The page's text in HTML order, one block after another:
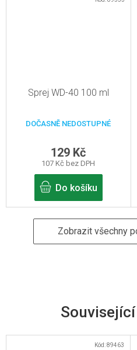
Kód:89463
Sprej WD-40 100 ml
DOČASNĚ NEDOSTUPNÉ
107 Kč bez DPH
129 Kč
Do košíku
Zobrazit všechny